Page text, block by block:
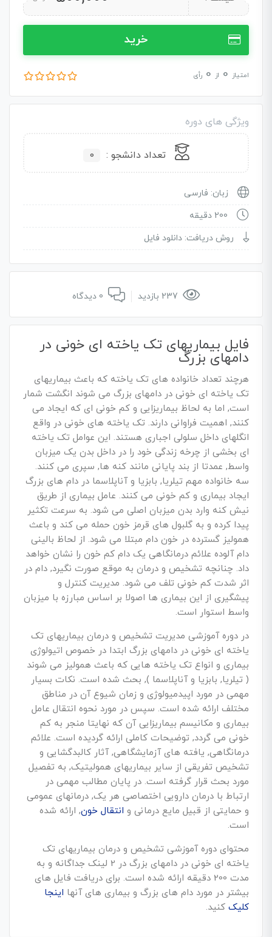
خرید
امتیاز 0 از 0 رأی
ویژگی های دوره
تعداد دانشجو : 0
زبان: فارسی
200 دقیقه
روش دریافت: دانلود فایل
فایل بیماریهای تک یاخته ای خونی در
دامهای بزرگ
هرچند تعداد خانواده های تک یاخته که باعث بیماریهای
تک یاخته ای خونی در دامهای بزرگ می شوند انگشت شمار
است, اما به لحاظ بیماریزایی و کم خونی ای که ایجاد می
کنند, اهمیت فراوانی دارند. تک یاخته های خونی در واقع
انگلهای داخل سلولی اجباری هستند. این عوامل تک یاخته
ای بخشی از چرخه زندگی خود را در داخل بدن یک میزبان
واسط, عمدتا از بند پایانی مانند کنه ها, سپری می کنند.
سه خانواده مهم تیلریا, بابزیا و آناپلاسما در دام های بزرگ
ایجاد بیماری و کم خونی می کنند. عامل بیماری از طریق
نیش کنه وارد بدن میزبان اصلی می شود. به سرعت تکثیر
پیدا کرده و به گلبول های قرمز خون حمله می کند و باعث
همولیز گسترده در خون دام مبتلا می شود. از لحاظ بالینی
دام آلوده علائم درمانگاهی یک دام کم خون را نشان خواهد
داد. چنانچه تشخیص و درمان به موقع صورت نگیرد, دام در
اثر شدت کم خونی تلف می شود. مدیریت کنترل و
پیشگیری از این بیماری ها اصولا بر اساس مبارزه با میزبان
واسط استوار است.
در دوره آموزشی مدیریت تشخیص و درمان بیماریهای تک
یاخته ای خونی در دامهای بزرگ ابتدا در خصوص اتیولوژی
بیماری و انواع تک یاخته هایی که باعث همولیز می شوند
( تیلریا, بابزیا و آناپلاسما ), بحث شده است. نکات بسیار
مهمی در مورد اپیدمیولوژی و زمان شیوع آن در مناطق
مختلف ارائه شده است. سپس در مورد نحوه انتقال عامل
بیماری و مکانیسم بیماریزایی آن که نهایتا منجر به کم
خونی می گردد, توضیحات کاملی ارائه گردیده است. علائم
درمانگاهی, یافته های آزمایشگاهی, آثار کالبدگشایی و
تشخیص تفریقی از سایر بیماریهای همولیتیک, به تفصیل
مورد بحث قرار گرفته است. در پایان مطالب مهمی در
ارتباط با درمان دارویی اختصاصی هر یک, درمانهای عمومی
و حمایتی از قبیل مایع درمانی و انتقال خون, ارائه شده
است.
محتوای دوره آموزشی تشخیص و درمان بیماریهای تک
یاخته ای خونی در دامهای بزرگ در 2 لینک جداگانه و به
مدت 200 دقیقه ارائه شده است. برای دریافت فایل های
بیشتر در مورد دام های بزرگ و بیماری های آنها اینجا
کلیک کنید.